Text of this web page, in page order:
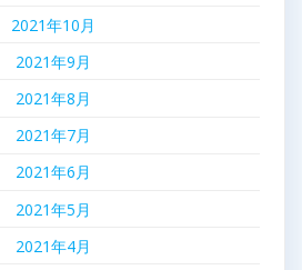
2021年10月
2021年9月
2021年8月
2021年7月
2021年6月
2021年5月
2021年4月